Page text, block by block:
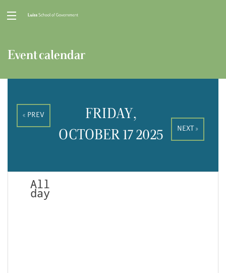
Event calendar
« PREV
FRIDAY,
OCTOBER 17 2025
NEXT »
All
day